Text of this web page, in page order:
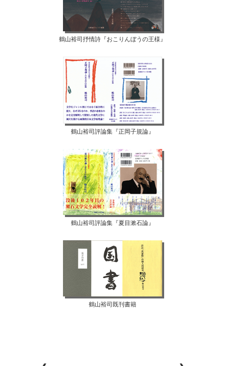
鶴山裕司抒情詩『おこりんぼうの王様』
鶴山裕司評論集『正岡子規論』
鶴山裕司評論集『夏目漱石論』
鶴山裕司既刊書籍